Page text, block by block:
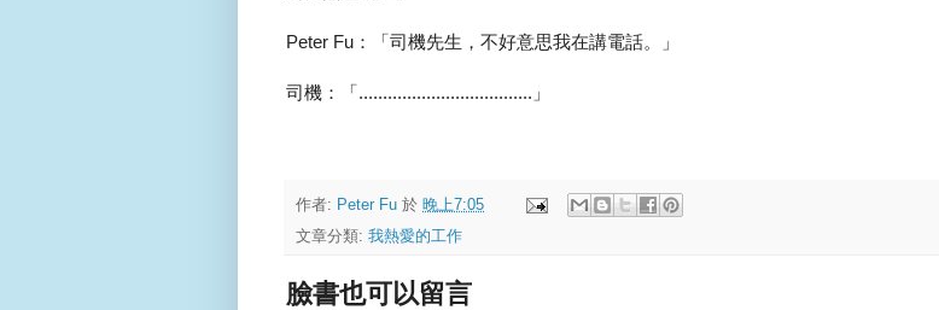
Peter Fu：「司機先生，不好意思我在講電話。」
司機：「....................................」
作者: Peter Fu 於 晚上7:05
文章分類: 我熱愛的工作
臉書也可以留言